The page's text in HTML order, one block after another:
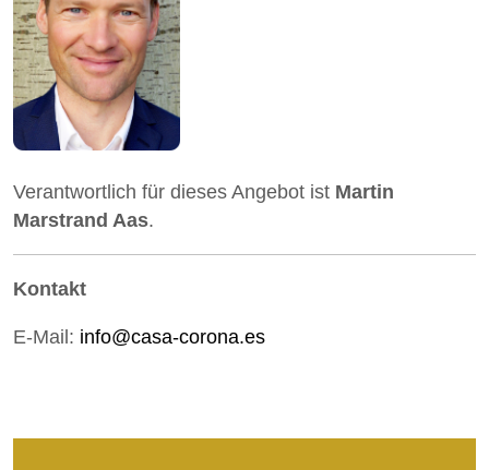
Verantwortlich für dieses Angebot ist Martin
Marstrand Aas.
Kontakt
E-Mail: info@casa-corona.es